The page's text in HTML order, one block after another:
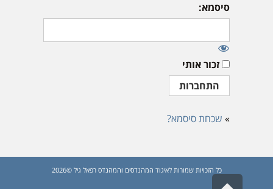
סיסמא:
זכור אותי
» שכחת סיסמא?
כל הזכויות שמורות לאיגוד המהנדסים והמהנדס רפאל גיל ©2026